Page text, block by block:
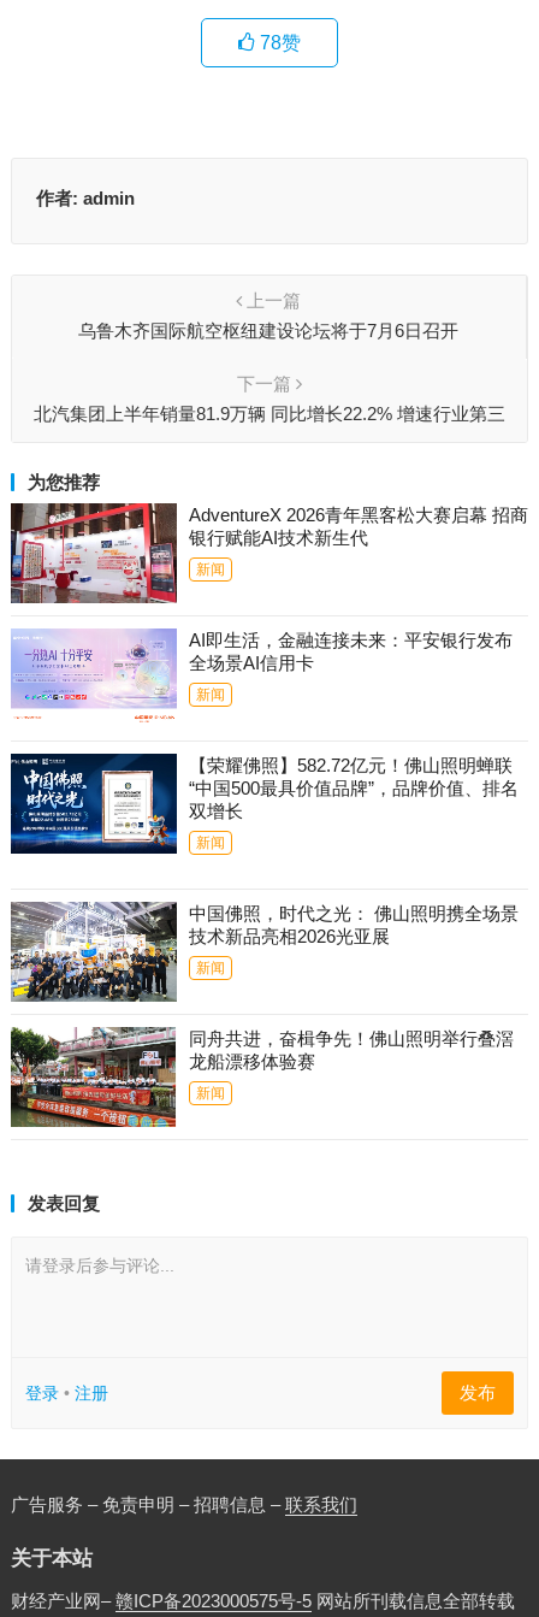
78赞
作者: admin
上一篇
乌鲁木齐国际航空枢纽建设论坛将于7月6日召开
下一篇
北汽集团上半年销量81.9万辆 同比增长22.2% 增速行业第三
为您推荐
AdventureX 2026青年黑客松大赛启幕 招商
银行赋能AI技术新生代
新闻
AI即生活，金融连接未来：平安银行发布
全场景AI信用卡
新闻
【荣耀佛照】582.72亿元！佛山照明蝉联
“中国500最具价值品牌”，品牌价值、排名
双增长
新闻
中国佛照，时代之光： 佛山照明携全场景
技术新品亮相2026光亚展
新闻
同舟共进，奋楫争先！佛山照明举行叠滘
龙船漂移体验赛
新闻
发表回复
请登录后参与评论...
登录• 注册 发布
广告服务 – 免责申明 – 招聘信息 –联系我们
关于本站
财经产业网–赣ICP备2023000575号-5网站所刊载信息全部转载